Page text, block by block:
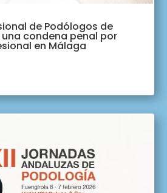
de Podólogos de
condena penal por
en Málaga